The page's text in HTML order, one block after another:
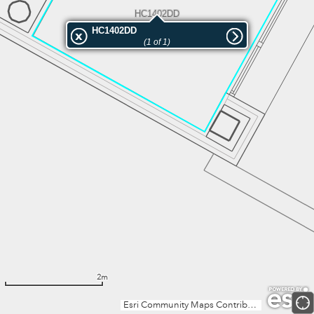
HC1402DD
Esri Community Maps Contributors, Institut Cartogràfic Valencià, Dirección General de Catastro, Instituto Geográfico Nacional, Esri, TomTom, Garmin, GeoTechnologies, Inc, METI/NASA, USGS
HC1402DD
(1 of 1)
2m